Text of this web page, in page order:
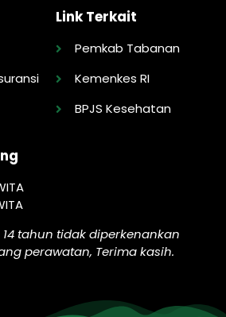
Link Terkait
Pemkab Tabanan
Kemenkes RI
BPJS Kesehatan
tahun tidak diperkenankan
perawatan, Terima kasih.